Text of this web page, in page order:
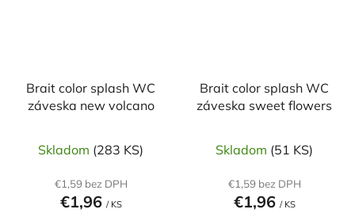
Brait color splash WC
záveska new volcano
Skladom (283 KS)
€1,59 bez DPH
€1,96 / KS
Brait color splash WC
záveska sweet flowers
Skladom (51 KS)
€1,59 bez DPH
€1,96 / KS